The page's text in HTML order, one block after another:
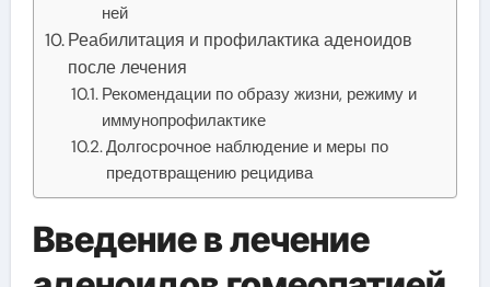
ней
Реабилитация и профилактика аденоидов
после лечения
Рекомендации по образу жизни, режиму и
иммунопрофилактике
Долгосрочное наблюдение и меры по
предотвращению рецидива
Введение в лечение